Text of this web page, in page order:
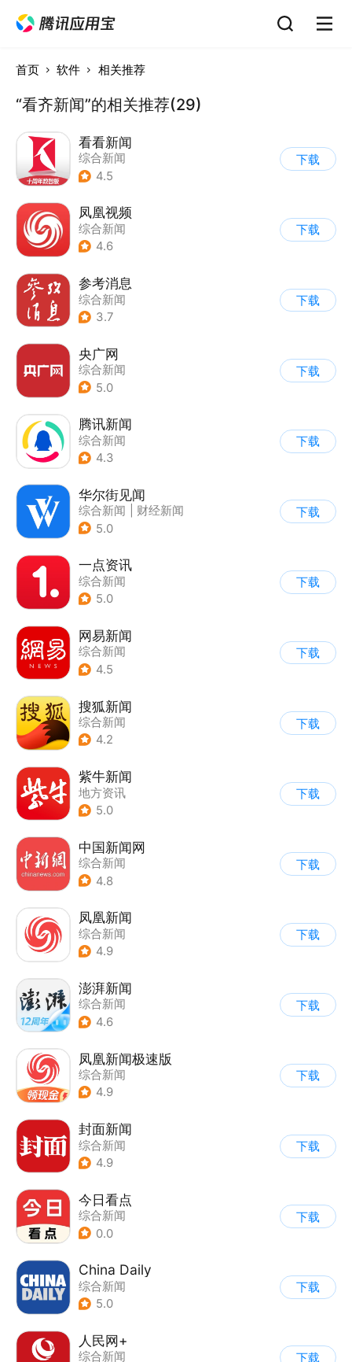
首页 软件 相关推荐
“看齐新闻”的相关推荐(29)
看看新闻
综合新闻
4.5
下载
凤凰视频
综合新闻
4.6
下载
参考消息
综合新闻
3.7
下载
央广网
综合新闻
5.0
下载
腾讯新闻
综合新闻
4.3
下载
华尔街见闻
综合新闻
财经新闻
5.0
下载
一点资讯
综合新闻
5.0
下载
网易新闻
综合新闻
4.5
下载
搜狐新闻
综合新闻
4.2
下载
紫牛新闻
地方资讯
5.0
下载
中国新闻网
综合新闻
4.8
下载
凤凰新闻
综合新闻
4.9
下载
澎湃新闻
综合新闻
4.6
下载
凤凰新闻极速版
综合新闻
4.9
下载
封面新闻
综合新闻
4.9
下载
今日看点
综合新闻
0.0
下载
China Daily
综合新闻
5.0
下载
人民网+
综合新闻
下载